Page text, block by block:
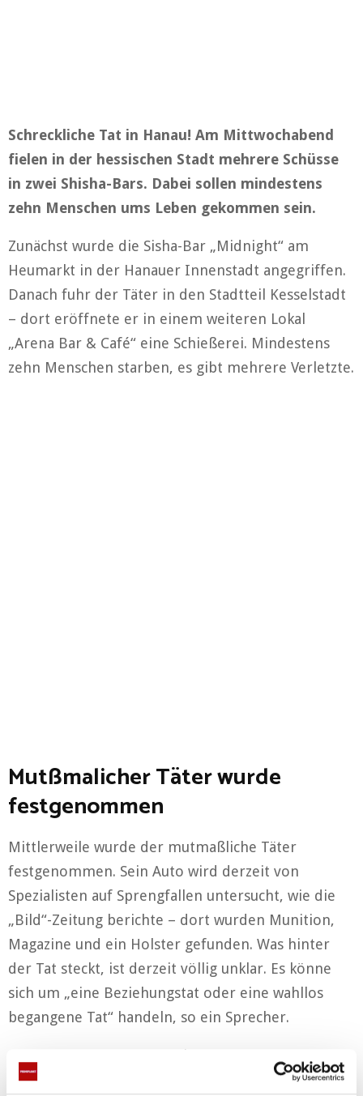
Schreckliche Tat in Hanau! Am Mittwochabend
fielen in der hessischen Stadt mehrere Schüsse
in zwei Shisha-Bars. Dabei sollen mindestens
zehn Menschen ums Leben gekommen sein.
Zunächst wurde die Sisha-Bar „Midnight“ am
Heumarkt in der Hanauer Innenstadt angegriffen.
Danach fuhr der Täter in den Stadtteil Kesselstadt
– dort eröffnete er in einem weiteren Lokal
„Arena Bar & Café“ eine Schießerei. Mindestens
zehn Menschen starben, es gibt mehrere Verletzte.
Mutßmalicher Täter wurde
festgenommen
Mittlerweile wurde der mutmaßliche Täter
festgenommen. Sein Auto wird derzeit von
Spezialisten auf Sprengfallen untersucht, wie die
„Bild“-Zeitung berichte – dort wurden Munition,
Magazine und ein Holster gefunden. Was hinter
der Tat steckt, ist derzeit völlig unklar. Es könne
sich um „eine Beziehungstat oder eine wahllos
begangene Tat“ handeln, so ein Sprecher.
Anzeigen